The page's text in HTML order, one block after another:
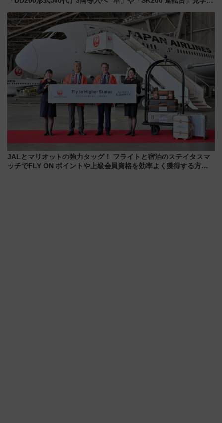
トの一環で激レア体験できちゃ
うかも 参加方法やスケジュール
をご紹介
JALとマリオットの強力タッグ！ フライトと宿泊のステイタスマ
ッチでFLY ON ポイントや上級会員資格を効率よく獲得する方法